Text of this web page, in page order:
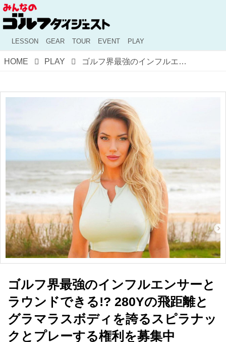
LESSON GEAR TOUR EVENT PLAY
HOME PLAY ゴルフ界最強のインフルエンサーとラウンドできる!? 280Yの飛距離とグラマラスボディを誇るスピラナックとプレーする権利を募集中
ゴルフ界最強のインフルエンサーと
ラウンドできる!? 280Yの飛距離と
グラマラスボディを誇るスピラナッ
クとプレーする権利を募集中